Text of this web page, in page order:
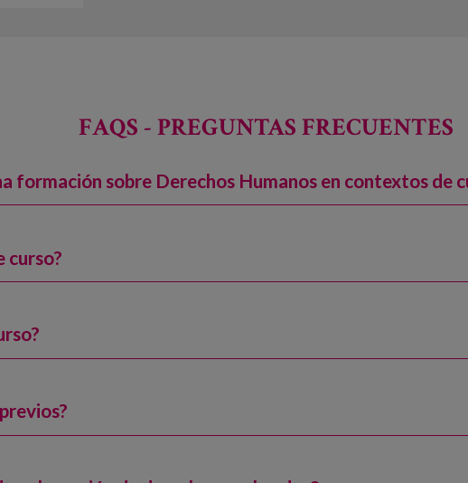
FAQS - PREGUNTAS FRECUENTES
formación sobre Derechos Humanos en contextos de
curso?